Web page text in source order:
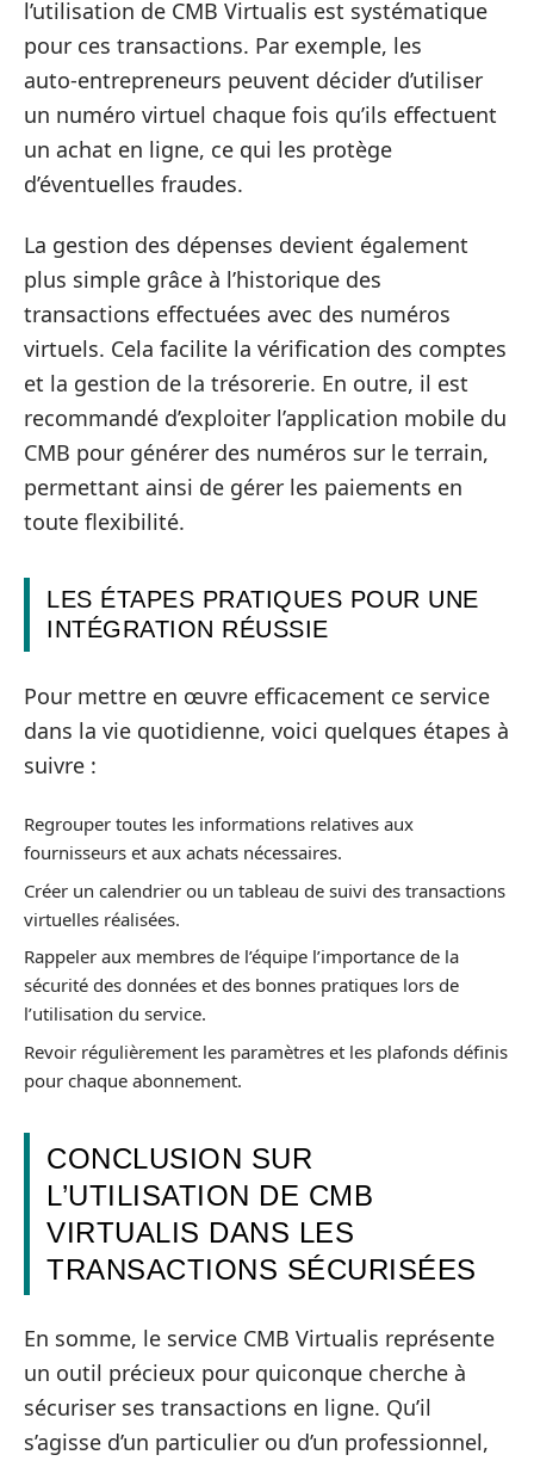
l’utilisation de CMB Virtualis est systématique
pour ces transactions. Par exemple, les
auto‑entrepreneurs peuvent décider d’utiliser
un numéro virtuel chaque fois qu’ils effectuent
un achat en ligne, ce qui les protège
d’éventuelles fraudes.
La gestion des dépenses devient également
plus simple grâce à l’historique des
transactions effectuées avec des numéros
virtuels. Cela facilite la vérification des comptes
et la gestion de la trésorerie. En outre, il est
recommandé d’exploiter l’application mobile du
CMB pour générer des numéros sur le terrain,
permettant ainsi de gérer les paiements en
toute flexibilité.
LES ÉTAPES PRATIQUES POUR UNE
INTÉGRATION RÉUSSIE
Pour mettre en œuvre efficacement ce service
dans la vie quotidienne, voici quelques étapes à
suivre :
Regrouper toutes les informations relatives aux
fournisseurs et aux achats nécessaires.
Créer un calendrier ou un tableau de suivi des transactions
virtuelles réalisées.
Rappeler aux membres de l’équipe l’importance de la
sécurité des données et des bonnes pratiques lors de
l’utilisation du service.
Revoir régulièrement les paramètres et les plafonds définis
pour chaque abonnement.
CONCLUSION SUR
L’UTILISATION DE CMB
VIRTUALIS DANS LES
TRANSACTIONS SÉCURISÉES
En somme, le service CMB Virtualis représente
un outil précieux pour quiconque cherche à
sécuriser ses transactions en ligne. Qu’il
s’agisse d’un particulier ou d’un professionnel,